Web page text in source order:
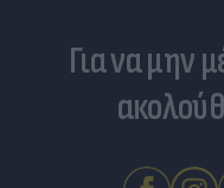
Για να μην